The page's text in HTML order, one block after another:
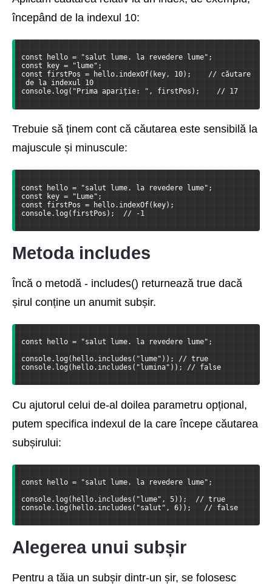
începând de la indexul 10:
const hello = "salut lume. la revedere lume";
const key = "lume";
const firstPos = hello.indexOf(key, 10);    // căutare
de la indexul 10
console.log("Prima apariție: ", firstPos);    // 17
Trebuie să ținem cont că căutarea este sensibilă la
majuscule și minuscule:
const hello = "salut lume. la revedere lume";
const key = "Lume";
const firstPos = hello.indexOf(key);
console.log(firstPos);  // -1
Metoda includes
Încă o metodă - includes() returnează true dacă
șirul conține un anumit subșir.
const hello = "salut lume. la revedere lume";
console.log(hello.includes("lume")); // true
console.log(hello.includes("lumina")); // false
Cu ajutorul celui de-al doilea parametru opțional,
putem specifica indexul de la care începe căutarea
subșirului:
const hello = "salut lume. la revedere lume";
console.log(hello.includes("lume", 5));  // true
console.log(hello.includes("salut", 6));   // false
Alegerea unui subșir
Pentru a tăia un subșir dintr-un șir, se folosesc